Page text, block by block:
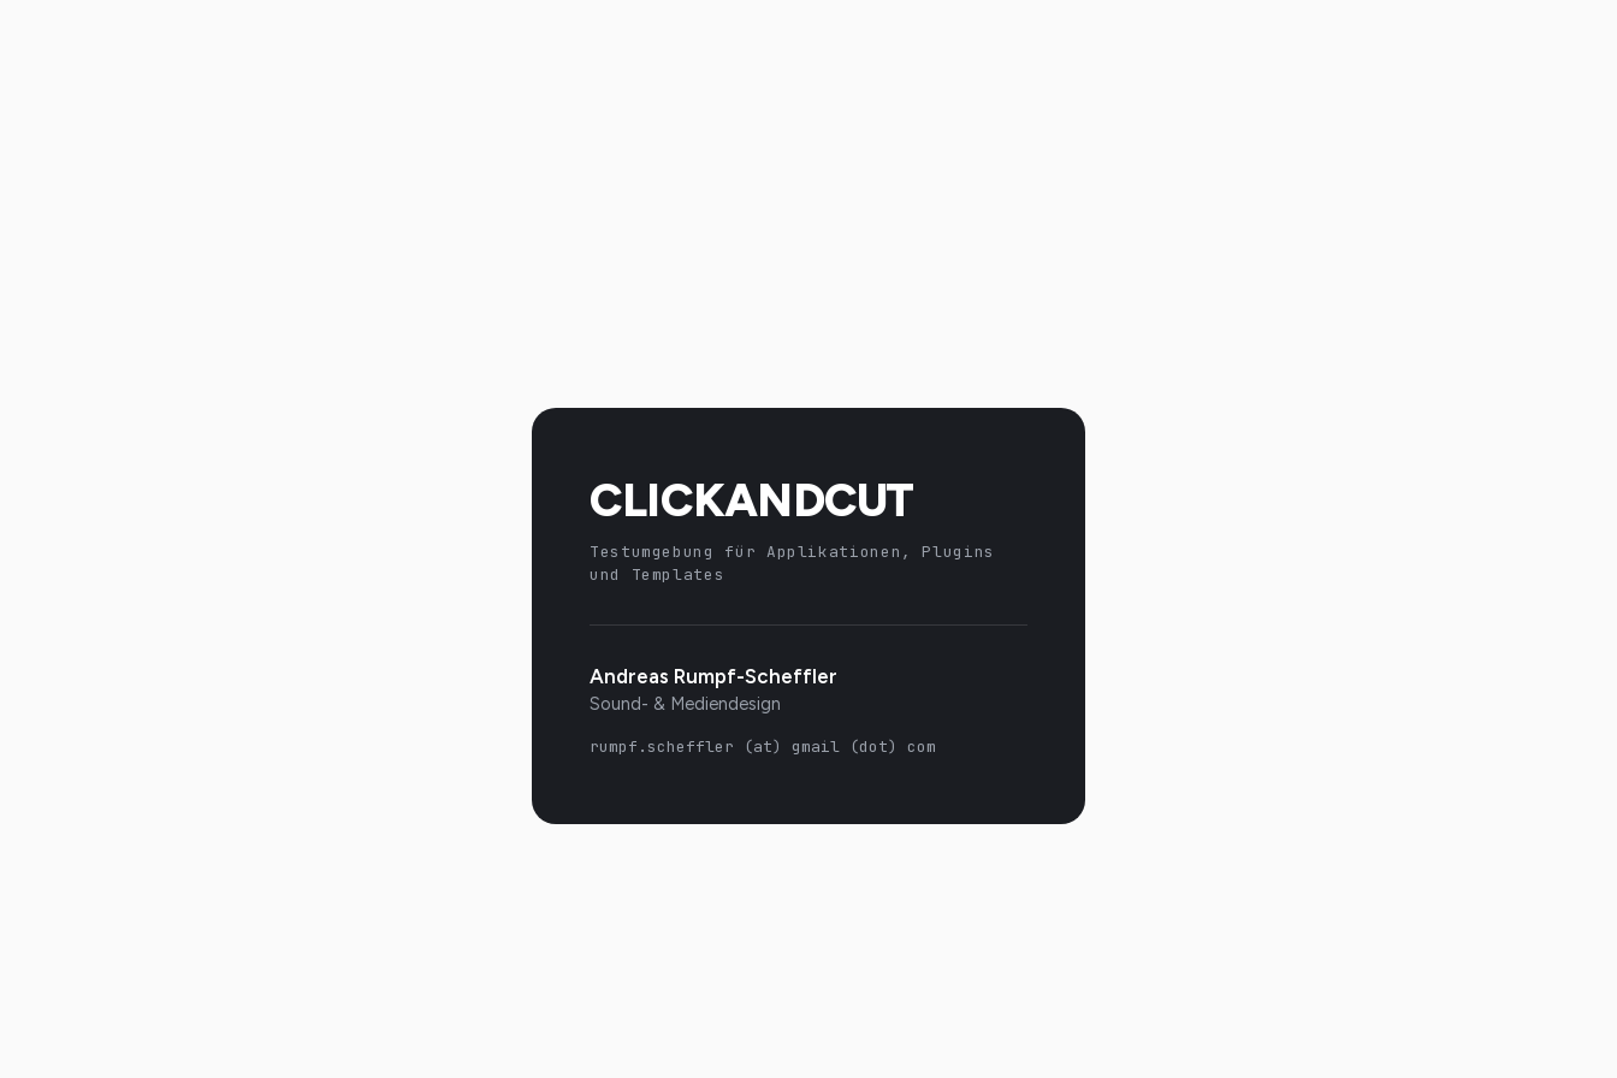
CLICKANDCUT
Testumgebung für Applikationen, Plugins
und Templates
Andreas Rumpf-Scheffler
Sound- & Mediendesign
rumpf.scheffler (at) gmail (dot) com